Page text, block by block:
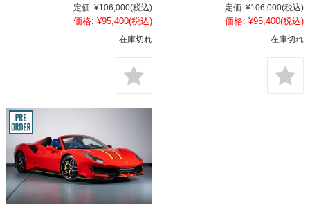
定価: ¥106,000(税込)
価格: ¥95,400(税込)
在庫切れ
定価: ¥106,000(税込)
価格: ¥95,400(税込)
在庫切れ